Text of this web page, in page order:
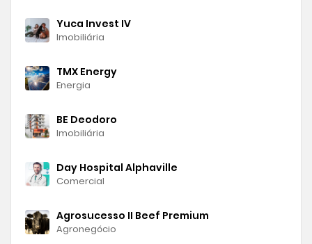
Yuca Invest IV
Imobiliária
TMX Energy
Energia
BE Deodoro
Imobiliária
Day Hospital Alphaville
Comercial
Agrosucesso II Beef Premium
Agronegócio